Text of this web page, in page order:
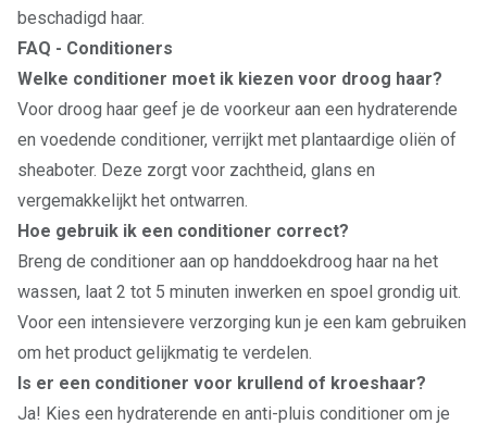
beschadigd haar.
FAQ - Conditioners
Welke conditioner moet ik kiezen voor droog haar?
Voor droog haar geef je de voorkeur aan een hydraterende
en voedende conditioner, verrijkt met plantaardige oliën of
sheaboter. Deze zorgt voor zachtheid, glans en
vergemakkelijkt het ontwarren.
Hoe gebruik ik een conditioner correct?
Breng de conditioner aan op handdoekdroog haar na het
wassen, laat 2 tot 5 minuten inwerken en spoel grondig uit.
Voor een intensievere verzorging kun je een kam gebruiken
om het product gelijkmatig te verdelen.
Is er een conditioner voor krullend of kroeshaar?
Ja! Kies een hydraterende en anti-pluis conditioner om je